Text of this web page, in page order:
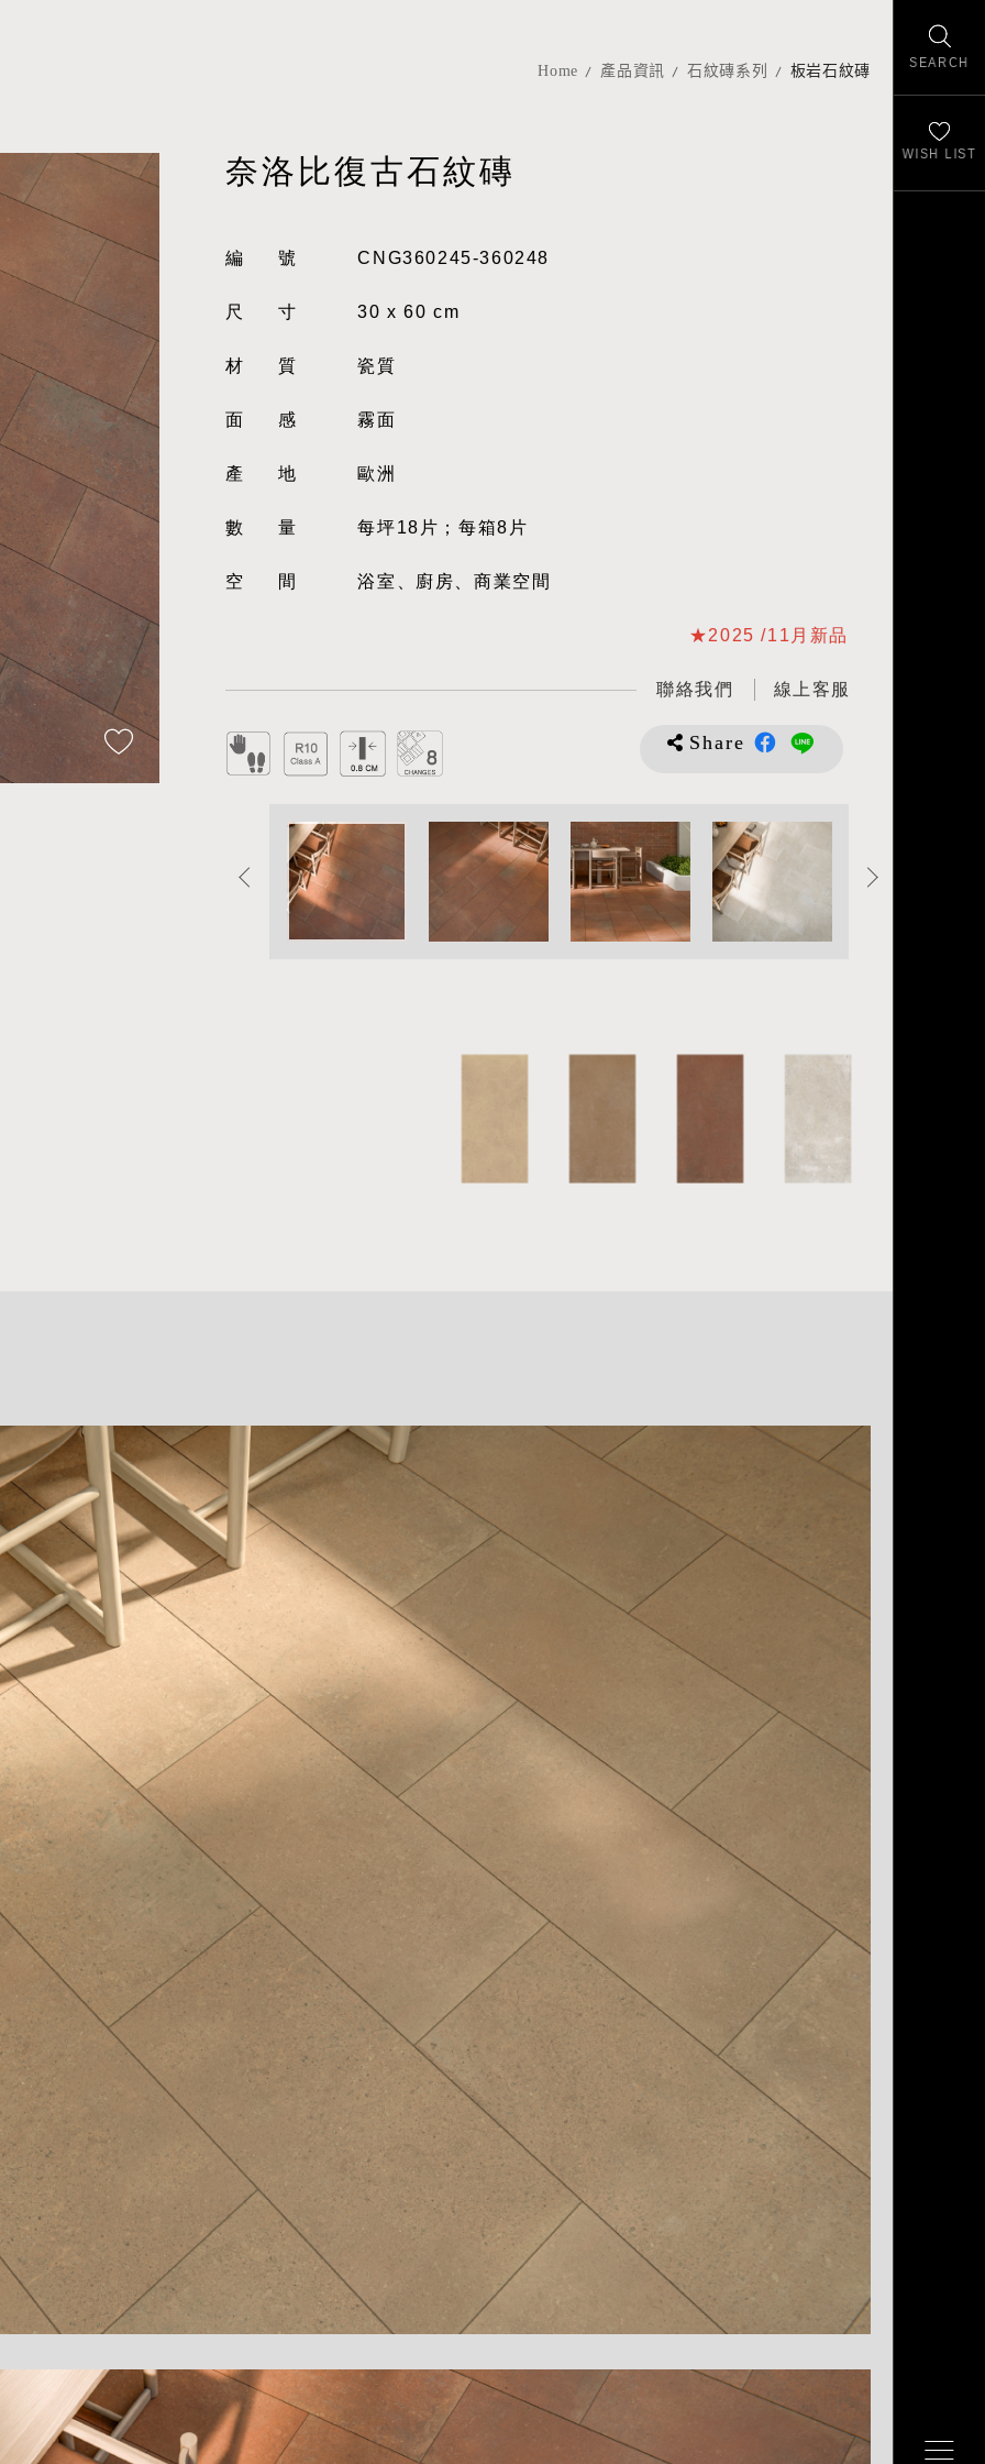
SEARCH
WISH LIST
Home 產品資訊 石紋磚系列 板岩石紋磚
奈洛比復古石紋磚
編號 CNG360245-360248
尺寸 30 x 60 cm
材質 瓷質
面感 霧面
產地 歐洲
數量 每坪18片；每箱8片
空間 浴室、廚房、商業空間
★2025 /11月新品
聯絡我們 線上客服
Share